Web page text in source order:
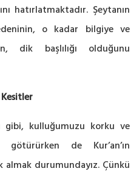
hatırlatmaktadır. Şeytanın
o kadar bilgiye ve
dik başlılığı olduğunu
gibi, kulluğumuzu korku ve
de Kur’an’ın
durumundayız. Çünkü